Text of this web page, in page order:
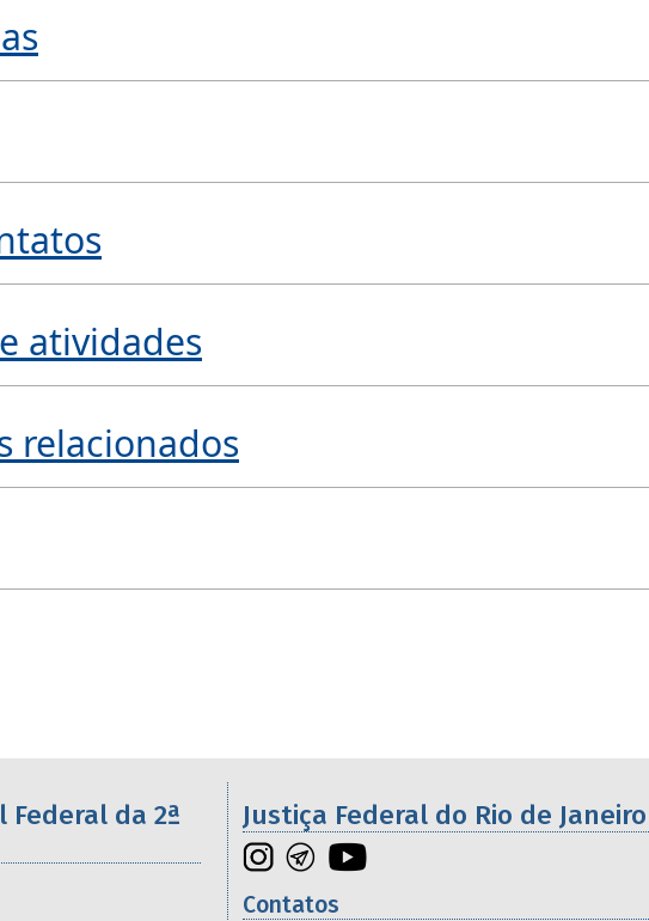
atividades
relacionados
os órgãos da 2ª Região
Federal da 2ª
Justiça Federal do Rio de Janeiro
Contatos